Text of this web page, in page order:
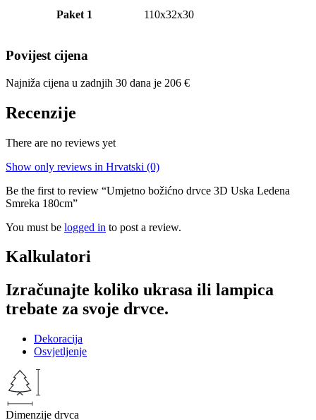
Paket 1 110x32x30
Povijest cijena
Najniža cijena u zadnjih 30 dana je 206 €
Recenzije
There are no reviews yet
Show only reviews in Hrvatski (0)
Be the first to review “Umjetno božićno drvce 3D Uska Ledena
Smreka 180cm”
You must be logged in to post a review.
Kalkulatori
Izračunajte koliko ukrasa ili lampica
trebate za svoje drvce.
Dekoracija
Osvjetljenje
Dimenzije drvca